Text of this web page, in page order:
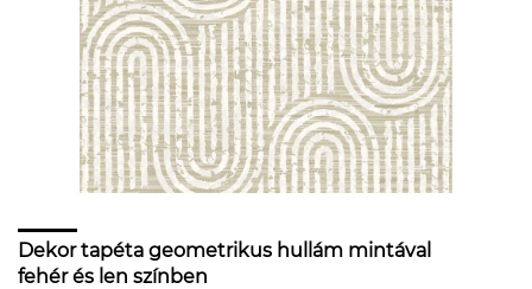
Dekor tapéta geometrikus hullám mintával
fehér és len színben